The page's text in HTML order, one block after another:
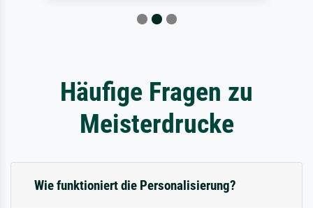
Häufige Fragen zu
Meisterdrucke
Wie funktioniert die Personalisierung?